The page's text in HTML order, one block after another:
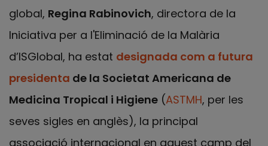
global, Regina Rabinovich, directora de la
Iniciativa per a l'Eliminació de la Malària
d’ISGlobal, ha estat designada com a futura
presidenta de la Societat Americana de
Medicina Tropical i Higiene (ASTMH, per les
seves sigles en anglès), la principal
associació internacional en aquest camp del